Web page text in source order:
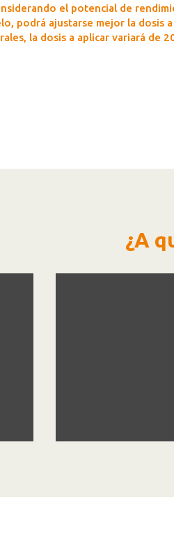
el potencial de
podrá ajustarse mejor la dosis a
la dosis a aplicar variará de
¿A